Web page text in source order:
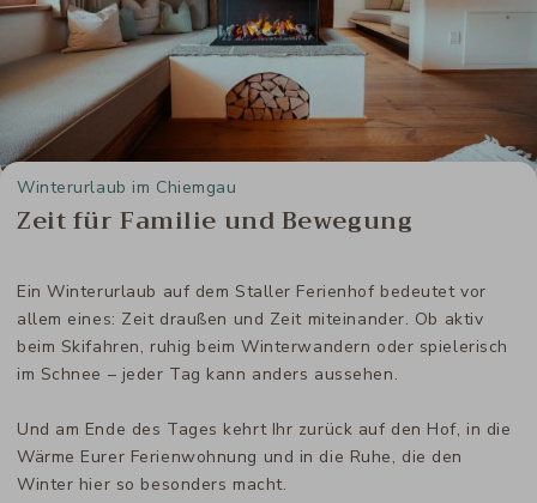
Winterurlaub im Chiemgau
Zeit für Familie und Bewegung
Ein Winterurlaub auf dem Staller Ferienhof bedeutet vor
allem eines: Zeit draußen und Zeit miteinander. Ob aktiv
beim Skifahren, ruhig beim Winterwandern oder spielerisch
im Schnee – jeder Tag kann anders aussehen.
Und am Ende des Tages kehrt Ihr zurück auf den Hof, in die
Wärme Eurer Ferienwohnung und in die Ruhe, die den
Winter hier so besonders macht.